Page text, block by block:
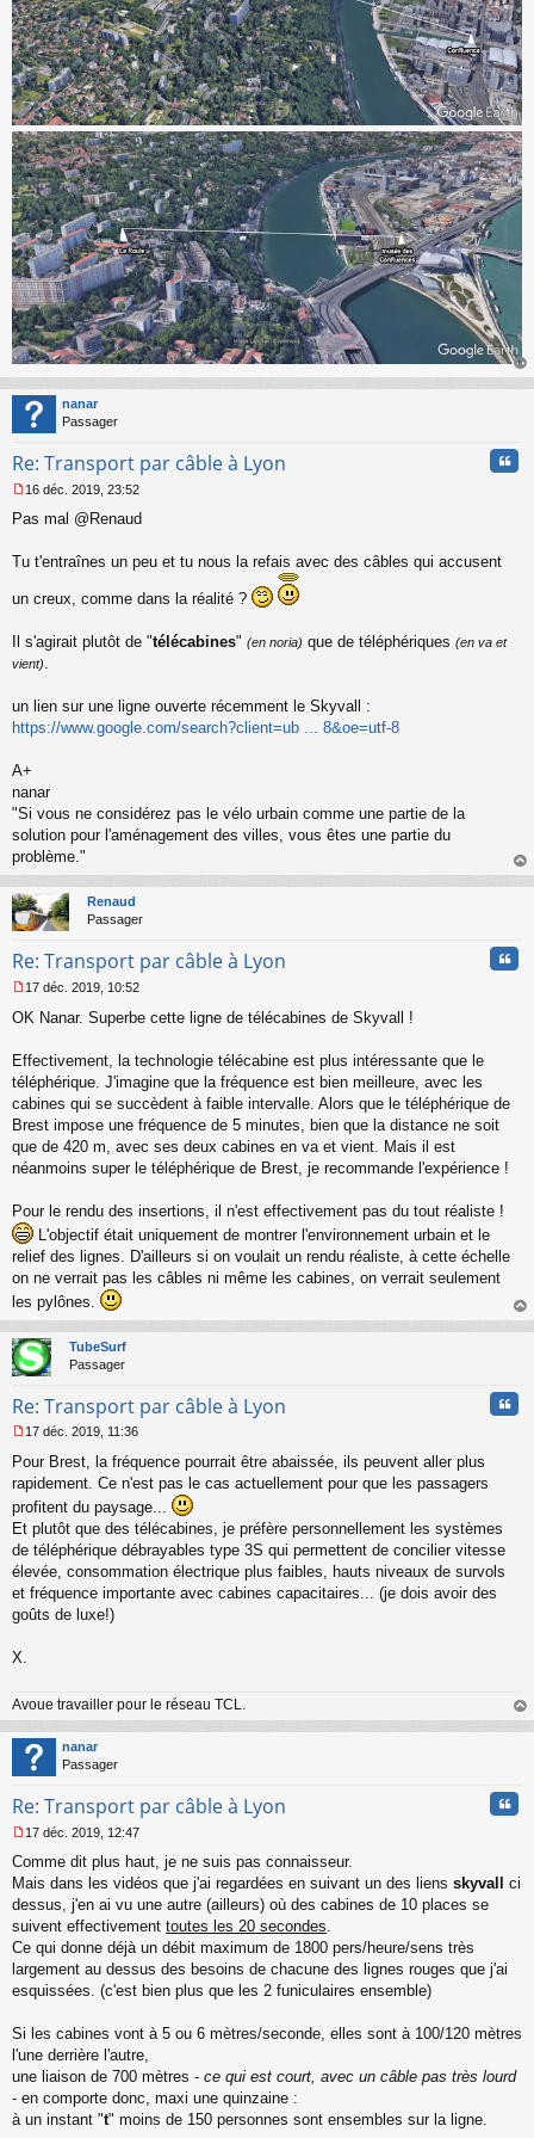
au
nanar
Passager
Re: Transport par câble à Lyon
e
s
o
n
16 déc. 2019, 23:52
Pas mal @Renaud
Tu t'entraînes un peu et tu nous la refais avec des câbles qui accusent
un creux, comme dans la réalité ?
Il s'agirait plutôt de "télécabines" (en noria) que de téléphériques (en va et
vient).
un lien sur une ligne ouverte récemment le Skyvall :
https://www.google.com/search?client=ub ... 8&oe=utf-8
A+
nanar
"Si vous ne considérez pas le vélo urbain comme une partie de la
solution pour l'aménagement des villes, vous êtes une partie du
problème."
au
Renaud
Passager
Re: Transport par câble à Lyon
e
s
g
e
n
o
n
17 déc. 2019, 10:52
OK Nanar. Superbe cette ligne de télécabines de Skyvall !
Effectivement, la technologie télécabine est plus intéressante que le
téléphérique. J'imagine que la fréquence est bien meilleure, avec les
cabines qui se succèdent à faible intervalle. Alors que le téléphérique de
Brest impose une fréquence de 5 minutes, bien que la distance ne soit
que de 420 m, avec ses deux cabines en va et vient. Mais il est
néanmoins super le téléphérique de Brest, je recommande l'expérience !
Pour le rendu des insertions, il n'est effectivement pas du tout réaliste !
L'objectif était uniquement de montrer l'environnement urbain et le
relief des lignes. D'ailleurs si on voulait un rendu réaliste, à cette échelle
on ne verrait pas les câbles ni même les cabines, on verrait seulement
les pylônes.
au
TubeSurf
Passager
Re: Transport par câble à Lyon
e
s
a
g
e
n
o
n
l
17 déc. 2019, 11:36
Pour Brest, la fréquence pourrait être abaissée, ils peuvent aller plus
rapidement. Ce n'est pas le cas actuellement pour que les passagers
profitent du paysage...
Et plutôt que des télécabines, je préfère personnellement les systèmes
de téléphérique débrayables type 3S qui permettent de concilier vitesse
élevée, consommation électrique plus faibles, hauts niveaux de survols
et fréquence importante avec cabines capacitaires... (je dois avoir des
goûts de luxe!)
X.
Avoue travailler pour le réseau TCL.
au
nanar
Passager
Re: Transport par câble à Lyon
e
s
s
a
g
e
n
o
u
17 déc. 2019, 12:47
Comme dit plus haut, je ne suis pas connaisseur.
Mais dans les vidéos que j'ai regardées en suivant un des liens skyvall
ci
dessus, j'en ai vu une autre (ailleurs) où des cabines de 10 places se
suivent effectivement toutes les 20 secondes.
Ce qui donne déjà un débit maximum de 1800 pers/heure/sens très
largement au dessus des besoins de chacune des lignes rouges que j'ai
esquissées. (c'est bien plus que les 2 funiculaires ensemble)
Si les cabines vont à 5 ou 6 mètres/seconde, elles sont à 100/120 mètres
l'une derrière l'autre,
une liaison de 700 mètres - ce qui est court, avec un câble pas très lourd
- en comporte donc, maxi une quinzaine :
à un instant "t" moins de 150 personnes sont ensembles sur la ligne.